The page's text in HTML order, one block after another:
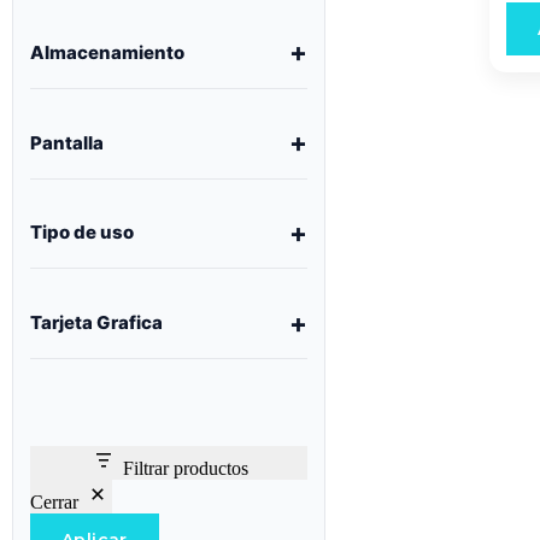
Almacenamiento
Pantalla
Tipo de uso
Tarjeta Grafica
Filtrar productos
Cerrar